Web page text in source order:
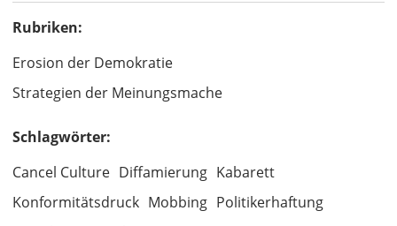
Rubriken:
Erosion der Demokratie
Strategien der Meinungsmache
Schlagwörter:
Cancel Culture Diffamierung Kabarett
Konformitätsdruck Mobbing Politikerhaftung